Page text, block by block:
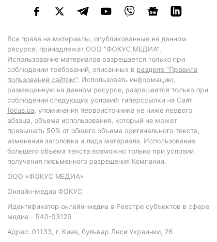
Все права на материалы, опубликованные на данном
ресурсе, принадлежат ООО "ФОКУС МЕДИА".
Использование материалов разрешается только при
соблюдении требований, описанных в разделе "Правила
пользования сайтом". Использовать информацию,
размещенную на данном ресурсе, разрешается только при
соблюдении следующих условий: гиперссылки на Сайт
focus.ua, упоминания первоисточника не ниже первого
абзаца, объема использования, который не может
превышать 50% от общего объема оригинального текста,
изменения заголовка и лида материала. Использование
большего объема текста возможно только при условии
получения письменного разрешения Компании.
ООО «ФОКУС МЕДИА»
Онлайн-медиа ФОКУС
Идентификатор онлайн-медиа в Реестре субъектов в сфере
медиа - R40-03129
Адрес: 01133, г. Киев, бульвар Леси Украинки, 26